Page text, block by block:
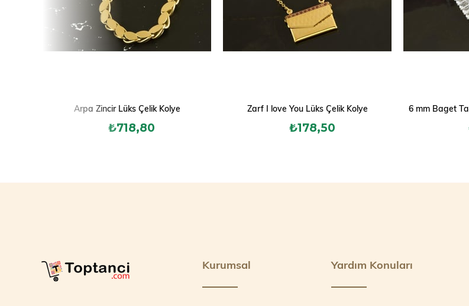
Arpa Zincir Lüks Çelik Kolye
₺718,80
Zarf I love You Lüks Çelik Kolye
₺178,50
6 mm Baget
Kurumsal Yardım Konuları